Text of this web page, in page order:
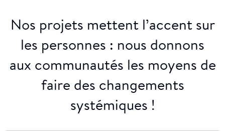
Nos projets mettent l’accent sur
les personnes : nous donnons
aux communautés les moyens de
faire des changements
systémiques !